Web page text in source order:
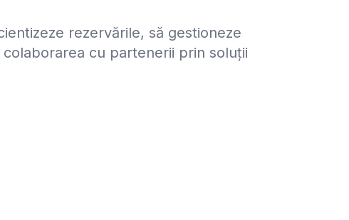
rezervările, să gestioneze
cu partenerii prin soluții